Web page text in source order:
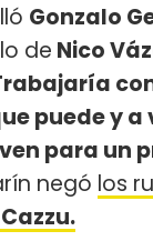
Gonzalo
de Nico
puede y a
para un
negó los
Cazzu.